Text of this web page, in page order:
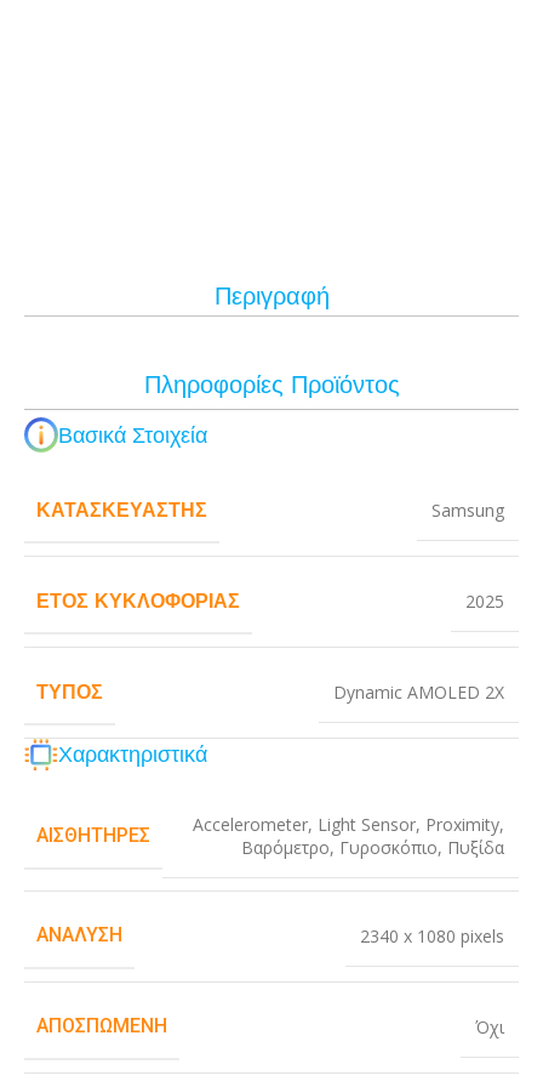
Περιγραφή
Πληροφορίες Προϊόντος
Βασικά Στοιχεία
ΚΑΤΑΣΚΕΥΑΣΤΉΣ Samsung
ΈΤΟΣ ΚΥΚΛΟΦΟΡΊΑΣ 2025
ΤΎΠΟΣ Dynamic AMOLED 2X
Χαρακτηριστικά
ΑΙΣΘΗΤΉΡΕΣ Accelerometer, Light Sensor, Proximity,
Βαρόμετρο, Γυροσκόπιο, Πυξίδα
ΑΝΆΛΥΣΗ 2340 x 1080 pixels
ΑΠΟΣΠΏΜΕΝΗ Όχι